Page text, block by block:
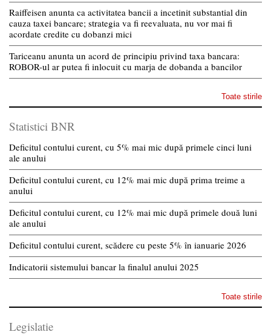
Raiffeisen anunta ca activitatea bancii a incetinit substantial din
cauza taxei bancare; strategia va fi reevaluata, nu vor mai fi
acordate credite cu dobanzi mici
Tariceanu anunta un acord de principiu privind taxa bancara:
ROBOR-ul ar putea fi inlocuit cu marja de dobanda a bancilor
Toate stirile
Statistici BNR
Deficitul contului curent, cu 5% mai mic după primele cinci luni
ale anului
Deficitul contului curent, cu 12% mai mic după prima treime a
anului
Deficitul contului curent, cu 12% mai mic după primele două luni
ale anului
Deficitul contului curent, scădere cu peste 5% în ianuarie 2026
Indicatorii sistemului bancar la finalul anului 2025
Toate stirile
Legislatie